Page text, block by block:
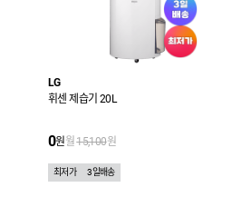
LG
휘센 제습기 20L
0원월15,100원
최저가 3일배송